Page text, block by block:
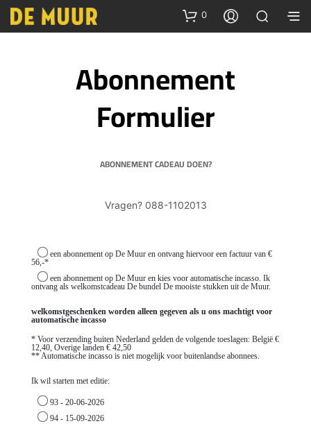
0
Abonnement
Formulier
ABONNEMENT CADEAU DOEN?
Vragen? 088-1102013